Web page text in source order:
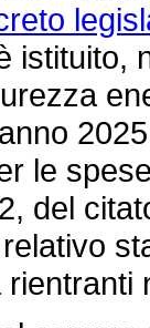
istituito,
le
del